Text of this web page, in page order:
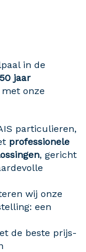
in de
50 jaar
met onze
particulieren,
professionele
, gericht
wij onze
een
de beste prijs-